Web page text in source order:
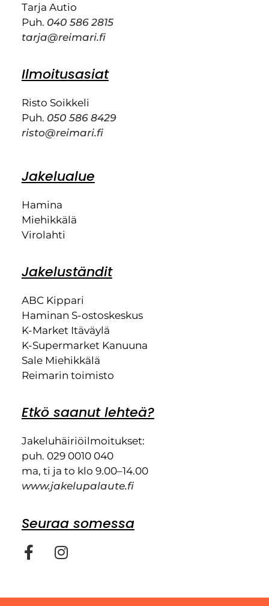
Tarja Autio
Puh. 040 586 2815
tarja@reimari.fi
Ilmoitusasiat
Risto Soikkeli
Puh. 050 586 8429
risto@reimari.fi
Jakelualue
Hamina
Miehikkälä
Virolahti
Jakeluständit
ABC Kippari
Haminan S-ostoskeskus
K-Market Itäväylä
K-Supermarket Kanuuna
Sale Miehikkälä
Reimarin toimisto
Etkö saanut lehteä?
Jakeluhäiriöilmoitukset:
puh. 029 0010 040
ma, ti ja to klo 9.00–14.00
www.jakelupalaute.fi
Seuraa somessa